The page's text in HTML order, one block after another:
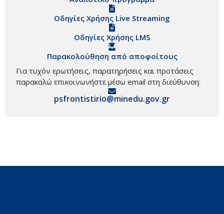
Οδηγίες Χρήσης Live Streaming
Οδηγίες Χρήσης LMS
Παρακολούθηση από αποφοίτους
Για τυχόν ερωτήσεις, παρατηρήσεις και προτάσεις
παρακαλώ επικοινωνήστε μέσω email στη διεύθυνση:
psfrontistirio@minedu.gov.gr